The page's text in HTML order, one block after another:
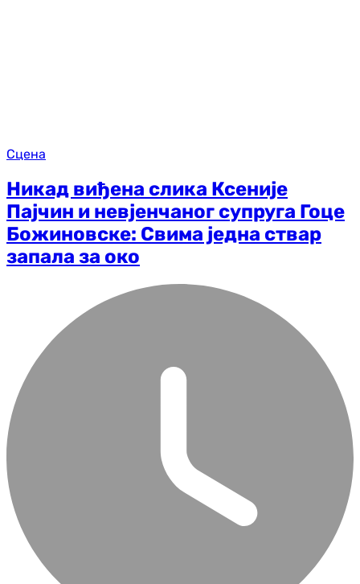
Сцена
Никад виђена слика Ксеније
Пајчин и невјенчаног супруга Гоце
Божиновске: Свима једна ствар
запала за око